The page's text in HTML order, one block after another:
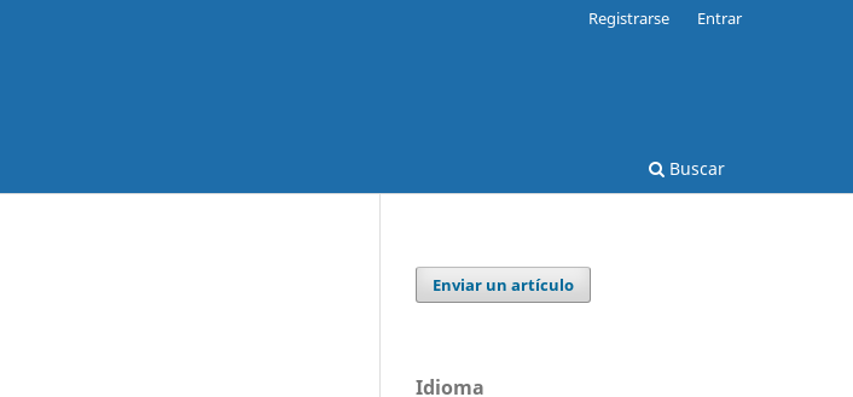
Buscar
Registrarse Entrar
Enviar un artículo
Idioma